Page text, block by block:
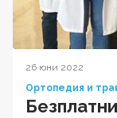
26 юни 2022
Ортопедия и